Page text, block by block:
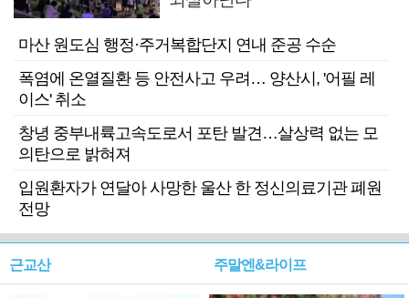
마산 원도심 행정·주거복합단지 연내 준공 수순
폭염에 온열질환 등 안전사고 우려… 양산시, '어필 레
이스' 취소
창녕 중부내륙고속도로서 포탄 발견…살상력 없는 모
의탄으로 밝혀져
입원환자가 연달아 사망한 울산 한 정신의료기관 폐원
전망
근교산 주말엔&라이프